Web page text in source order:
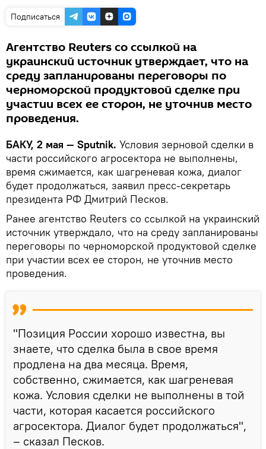
Подписаться
Агентство Reuters со ссылкой на
украинский источник утверждает, что на
среду запланированы переговоры по
черноморской продуктовой сделке при
участии всех ее сторон, не уточнив место
проведения.
БАКУ, 2 мая — Sputnik. Условия зерновой сделки в
части российского агросектора не выполнены,
время сжимается, как шагреневая кожа, диалог
будет продолжаться, заявил пресс-секретарь
президента РФ Дмитрий Песков.
Ранее агентство Reuters со ссылкой на украинский
источник утверждало, что на среду запланированы
переговоры по черноморской продуктовой сделке
при участии всех ее сторон, не уточнив место
проведения.
"Позиция России хорошо известна, вы
знаете, что сделка была в свое время
продлена на два месяца. Время,
собственно, сжимается, как шагреневая
кожа. Условия сделки не выполнены в той
части, которая касается российского
агросектора. Диалог будет продолжаться",
– сказал Песков.